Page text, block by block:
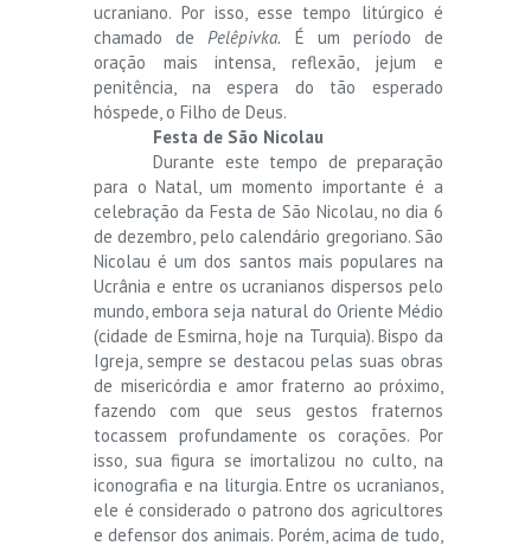
ucraniano. Por isso, esse tempo litúrgico é
chamado dePelêpivka. É um período de
oração mais intensa, reflexão, jejum e
penitência, na espera do tão esperado
hóspede, o Filho de Deus.
Festa de São Nicolau
Durante este tempo de preparação
para o Natal, um momento importante é a
celebração da Festa de São Nicolau, no dia 6
de dezembro, pelo calendário gregoriano. São
Nicolau é um dos santos mais populares na
Ucrânia e entre os ucranianos dispersos pelo
mundo, embora seja natural do Oriente Médio
(cidade de Esmirna, hoje na Turquia). Bispo da
Igreja, sempre se destacou pelas suas obras
de misericórdia e amor fraterno ao próximo,
fazendo com que seus gestos fraternos
tocassem profundamente os corações. Por
isso, sua figura se imortalizou no culto, na
iconografia e na liturgia. Entre os ucranianos,
ele é considerado o patrono dos agricultores
e defensor dos animais. Porém, acima de tudo,